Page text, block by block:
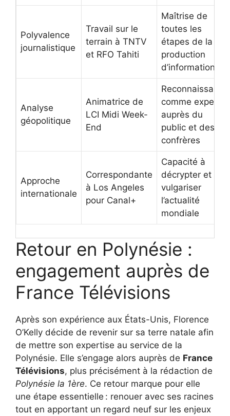
Polyvalence
journalistique
Travail sur le
terrain à TNTV
et RFO Tahiti
Maîtrise de
toutes les
étapes de la
production
d’information
Analyse
géopolitique
Animatrice de
LCI Midi Week-
End
Reconnaissance
comme experte
auprès du
public et des
confrères
Approche
internationale
Correspondante
à Los Angeles
pour Canal+
Capacité à
décrypter et
vulgariser
l’actualité
mondiale
Retour en Polynésie :
engagement auprès de
France Télévisions
Après son expérience aux États-Unis, Florence
O’Kelly décide de revenir sur sa terre natale afin
de mettre son expertise au service de la
Polynésie. Elle s’engage alors auprès de France
Télévisions, plus précisément à la rédaction de
Polynésie la 1ère. Ce retour marque pour elle
une étape essentielle : renouer avec ses racines
tout en apportant un regard neuf sur les enjeux